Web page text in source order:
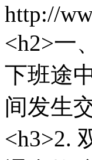
http://
<h2>一
下班途
间发生
<h3>2.